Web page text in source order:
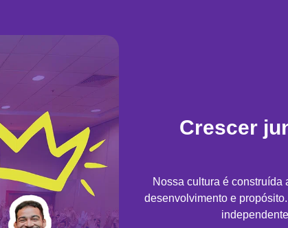
Crescer
Nossa cultura é construída
desenvolvimento e